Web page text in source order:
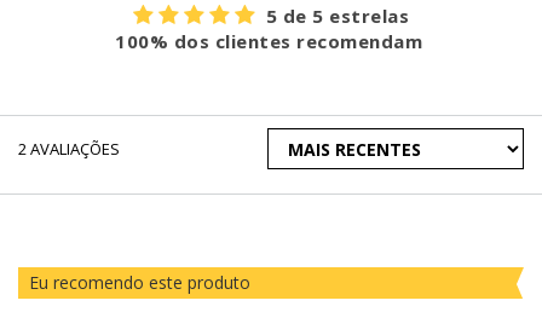
5 de 5 estrelas
100% dos clientes recomendam
2AVALIAÇÕES
ORDENAR
AVALIAÇÕES
Eu recomendo este produto